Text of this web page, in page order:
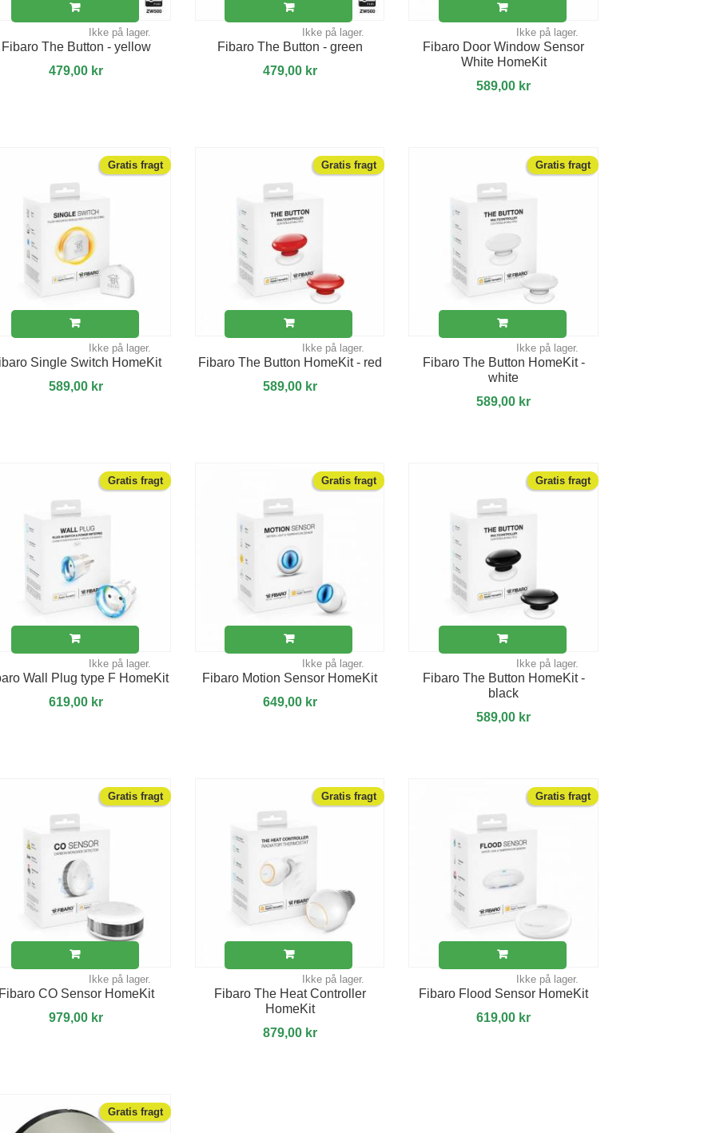
Ikke på lager.
Fibaro The Button - yellow
479,00 kr
Ikke på lager.
Fibaro The Button - green
479,00 kr
Ikke på lager.
Fibaro Door Window Sensor
White HomeKit
589,00 kr
Gratis fragt
Ikke på lager.
Single Switch HomeKit
589,00 kr
Gratis fragt
Ikke på lager.
Fibaro The Button HomeKit - red
589,00 kr
Gratis fragt
Ikke på lager.
Fibaro The Button HomeKit -
white
589,00 kr
Gratis fragt
Ikke på lager.
Wall Plug type F HomeKit
619,00 kr
Gratis fragt
Ikke på lager.
Fibaro Motion Sensor HomeKit
649,00 kr
Gratis fragt
Ikke på lager.
Fibaro The Button HomeKit -
black
589,00 kr
Gratis fragt
Ikke på lager.
CO Sensor HomeKit
979,00 kr
Gratis fragt
Ikke på lager.
Fibaro The Heat Controller
HomeKit
879,00 kr
Gratis fragt
Ikke på lager.
Fibaro Flood Sensor HomeKit
619,00 kr
Gratis fragt